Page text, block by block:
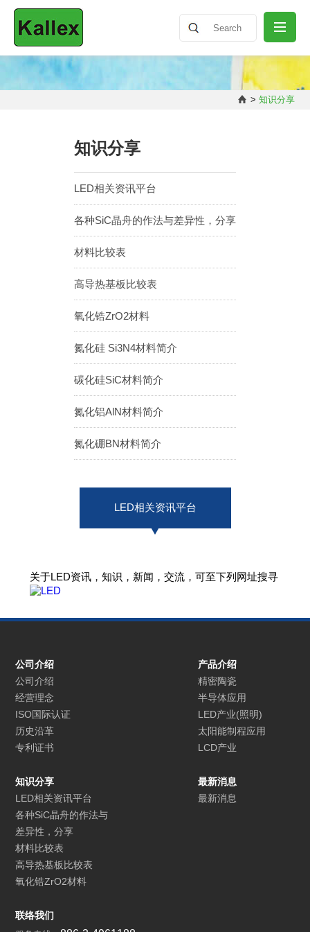
公司介绍
产品介绍
知识分享
ENGLISH
簡中
> 知识分享
知识分享
LED相关资讯平台
各种SiC晶舟的作法与差异性，分享
材料比较表
高导热基板比较表
氧化锆ZrO2材料
氮化硅 Si3N4材料简介
碳化硅SiC材料简介
氮化铝AlN材料简介
氮化硼BN材料简介
LED相关资讯平台
关于LED资讯，知识，新闻，交流，可至下列网址搜寻
公司介绍
公司介绍
经营理念
ISO国际认证
历史沿革
专利证书
产品介绍
精密陶瓷
半导体应用
LED产业(照明)
太阳能制程应用
LCD产业
知识分享
LED相关资讯平台
各种SiC晶舟的作法与
差异性，分享
材料比较表
高导热基板比较表
氧化锆ZrO2材料
最新消息
最新消息
联络我们